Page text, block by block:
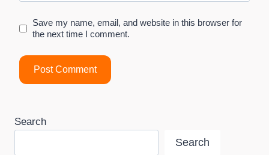
Save my name, email, and website in this browser for
the next time I comment.
Search
Search